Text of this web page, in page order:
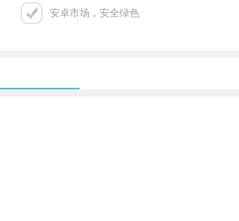
安卓市场，安全绿色